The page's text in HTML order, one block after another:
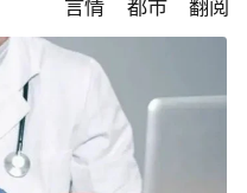
言情 都市 翻阅